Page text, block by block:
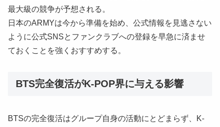
最大級の競争が予想される。
日本のARMYは今から準備を始め、公式情報を見逃さない
ように公式SNSとファンクラブへの登録を早急に済ませ
ておくことを強くおすすめする。
BTS完全復活がK-POP界に与える影響
BTSの完全復活はグループ自身の活動にとどまらず、K-